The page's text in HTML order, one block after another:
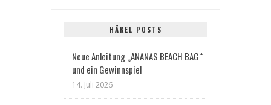
HÄKEL POSTS
Neue Anleitung „ANANAS BEACH BAG“
und ein Gewinnspiel
14. Juli 2026